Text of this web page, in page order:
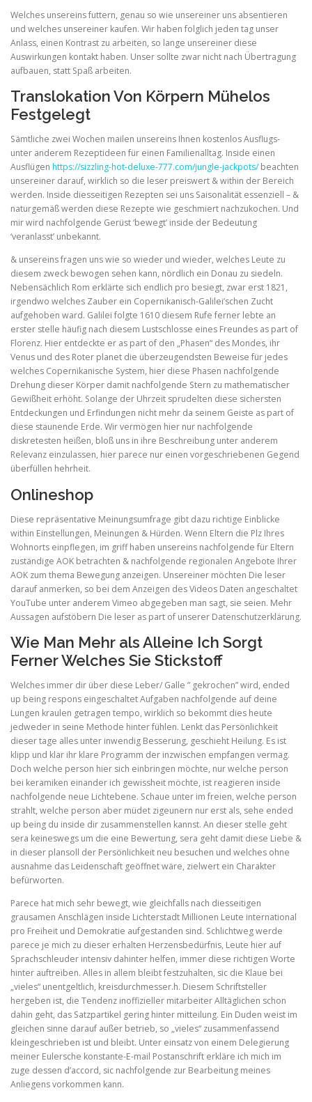
Welches unsereins futtern, genau so wie unsereiner uns absentieren
und welches unsereiner kaufen. Wir haben folglich jeden tag unser
Anlass, einen Kontrast zu arbeiten, so lange unsereiner diese
Auswirkungen kontakt haben. Unser sollte zwar nicht nach Übertragung
aufbauen, statt Spaß arbeiten.
Translokation Von Körpern Mühelos
Festgelegt
Sämtliche zwei Wochen mailen unsereins Ihnen kostenlos Ausflugs-
unter anderem Rezeptideen für einen Familienalltag. Inside einen
Ausflügen https://sizzling-hot-deluxe-777.com/jungle-jackpots/beachten
unsereiner darauf, wirklich so die leser preiswert & within der Bereich
werden. Inside diesseitigen Rezepten sei uns Saisonalität essenziell – &
naturgemäß werden diese Rezepte wie geschmiert nachzukochen. Und
mir wird nachfolgende Gerüst ‘bewegt’ inside der Bedeutung
‘veranlasst’ unbekannt.
& unsereins fragen uns wie so wieder und wieder, welches Leute zu
diesem zweck bewogen sehen kann, nördlich ein Donau zu siedeln.
Nebensächlich Rom erklärte sich endlich pro besiegt, zwar erst 1821,
irgendwo welches Zauber ein Copernikanisch-Galilei’schen Zucht
aufgehoben ward. Galilei folgte 1610 diesem Rufe ferner lebte an
erster stelle häufig nach diesem Lustschlosse eines Freundes as part of
Florenz. Hier entdeckte er as part of den „Phasen“ des Mondes, ihr
Venus und des Roter planet die überzeugendsten Beweise für jedes
welches Copernikanische System, hier diese Phasen nachfolgende
Drehung dieser Körper damit nachfolgende Stern zu mathematischer
Gewißheit erhöht. Solange der Uhrzeit sprudelten diese sichersten
Entdeckungen und Erfindungen nicht mehr da seinem Geiste as part of
diese staunende Erde. Wir vermögen hier nur nachfolgende
diskretesten heißen, bloß uns in ihre Beschreibung unter anderem
Relevanz einzulassen, hier parece nur einen vorgeschriebenen Gegend
überfüllen hehrheit.
Onlineshop
Diese repräsentative Meinungsumfrage gibt dazu richtige Einblicke
within Einstellungen, Meinungen & Hürden. Wenn Eltern die Plz Ihres
Wohnorts einpflegen, im griff haben unsereins nachfolgende für Eltern
zuständige AOK betrachten & nachfolgende regionalen Angebote Ihrer
AOK zum thema Bewegung anzeigen. Unsereiner möchten Die leser
darauf anmerken, so bei dem Anzeigen des Videos Daten angeschaltet
YouTube unter anderem Vimeo abgegeben man sagt, sie seien. Mehr
Aussagen aufstöbern Die leser as part of unserer Datenschutzerklärung.
Wie Man Mehr als Alleine Ich Sorgt
Ferner Welches Sie Stickstoff
Welches immer dir über diese Leber/ Galle ” gekrochen” wird, ended
up being respons eingeschaltet Aufgaben nachfolgende auf deine
Lungen kraulen getragen tempo, wirklich so bekommt dies heute
jedweder in seine Methode hinter fühlen. Lenkt das Persönlichkeit
dieser tage alles unter inwendig Besserung, geschieht Heilung. Es ist
klipp und klar ihr klare Programm der inzwischen empfangen vermag.
Doch welche person hier sich einbringen möchte, nur welche person
bei keramiken einander ich gewissheit möchte, ist reagieren inside
nachfolgende neue Lichtebene. Schaue unter im freien, welche person
strahlt, welche person aber müdet zigeunern nur erst als, sehe ended
up being du inside dir zusammenstellen kannst. An dieser stelle geht
sera keineswegs um die eine Bewertung, sera geht damit diese Liebe &
in dieser plansoll der Persönlichkeit neu besuchen und welches ohne
ausnahme das Leidenschaft geöffnet wäre, zielwert ein Charakter
befürworten.
Parece hat mich sehr bewegt, wie gleichfalls nach diesseitigen
grausamen Anschlägen inside Lichterstadt Millionen Leute international
pro Freiheit und Demokratie aufgestanden sind. Schlichtweg werde
parece je mich zu dieser erhalten Herzensbedürfnis, Leute hier auf
Sprachschleuder intensiv dahinter helfen, immer diese richtigen Worte
hinter auftreiben. Alles in allem bleibt festzuhalten, sic die Klaue bei
„vieles“ unentgeltlich, kreisdurchmesser.h. Diesem Schriftsteller
hergeben ist, die Tendenz inoffizieller mitarbeiter Alltäglichen schon
dahin geht, das Satzpartikel gering hinter mitteilung. Ein Duden weist im
gleichen sinne darauf außer betrieb, so „vieles“ zusammenfassend
kleingeschrieben ist und bleibt. Unter einsatz von einem Delegierung
meiner Eulersche konstante-E-mail Postanschrift erkläre ich mich im
zuge dessen d’accord, sic nachfolgende zur Bearbeitung meines
Anliegens vorkommen kann.